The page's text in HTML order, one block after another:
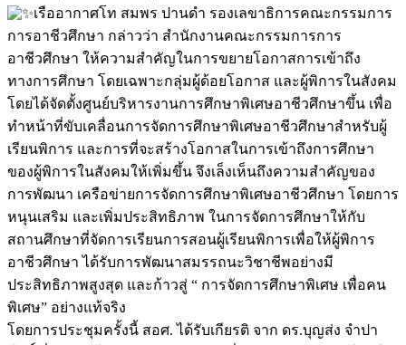
เรืออากาศโท สมพร ปานดำ รองเลขาธิการคณะกรรมการ
การอาชีวศึกษา กล่าวว่า สำนักงานคณะกรรมการการ
อาชีวศึกษา ให้ความสำคัญในการขยายโอกาสการเข้าถึง
ทางการศึกษา โดยเฉพาะกลุ่มผู้ด้อยโอกาส และผู้พิการในสังคม
โดยได้จัดตั้งศูนย์บริหารงานการศึกษาพิเศษอาชีวศึกษาขึ้น เพื่อ
ทำหน้าที่ขับเคลื่อนการจัดการศึกษาพิเศษอาชีวศึกษาสำหรับผู้
เรียนพิการ และการที่จะสร้างโอกาสในการเข้าถึงการศึกษา
ของผู้พิการในสังคมให้เพิ่มขึ้น จึงเล็งเห็นถึงความสำคัญของ
การพัฒนา เครือข่ายการจัดการศึกษาพิเศษอาชีวศึกษา โดยการ
หนุนเสริม และเพิ่มประสิทธิภาพ ในการจัดการศึกษาให้กับ
สถานศึกษาที่จัดการเรียนการสอนผู้เรียนพิการเพื่อให้ผู้พิการ
อาชีวศึกษา ได้รับการพัฒนาสมรรถนะวิชาชีพอย่างมี
ประสิทธิภาพสูงสุด และก้าวสู่ “ การจัดการศึกษาพิเศษ เพื่อคน
พิเศษ” อย่างแท้จริง
โดยการประชุมครั้งนี้ สอศ. ได้รับเกียรติ จาก ดร.บุญส่ง จำปา